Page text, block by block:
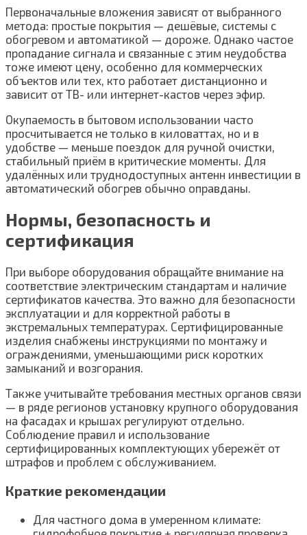
Первоначальные вложения зависят от выбранного
метода: простые покрытия — дешёвые, системы с
обогревом и автоматикой — дороже. Однако частое
пропадание сигнала и связанные с этим неудобства
тоже имеют цену, особенно для коммерческих
объектов или тех, кто работает дистанционно и
зависит от ТВ- или интернет-кастов через эфир.
Окупаемость в бытовом использовании часто
просчитывается не только в киловаттах, но и в
удобстве — меньше поездок для ручной очистки,
стабильный приём в критические моменты. Для
удалённых или труднодоступных антенн инвестиции в
автоматический обогрев обычно оправданы.
Нормы, безопасность и
сертификация
При выборе оборудования обращайте внимание на
соответствие электрическим стандартам и наличие
сертификатов качества. Это важно для безопасности
эксплуатации и для корректной работы в
экстремальных температурах. Сертифицированные
изделия снабжены инструкциями по монтажу и
ограждениями, уменьшающими риск коротких
замыканий и возгорания.
Также учитывайте требования местных органов связи
— в ряде регионов установку крупного оборудования
на фасадах и крышах регулируют отдельно.
Соблюдение правил и использование
сертифицированных комплектующих убережёт от
штрафов и проблем с обслуживанием.
Краткие рекомендации
Для частного дома в умеренном климате: